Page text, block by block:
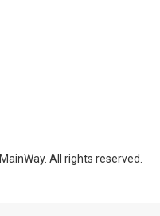
MainWay. All rights reserved.